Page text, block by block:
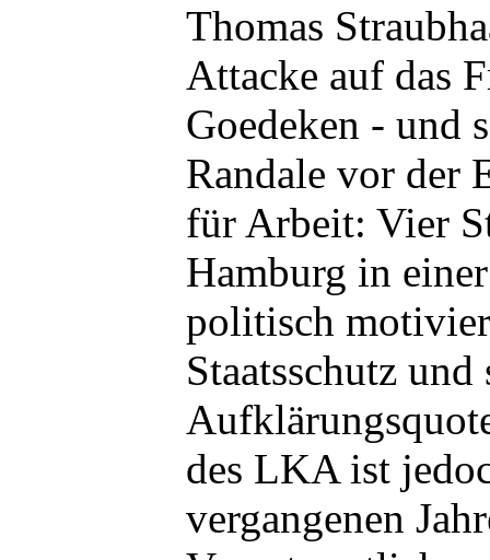
Thomas
Attacke auf das
Goedeken - und
Randale vor der
für Arbeit: Vier
Hamburg in
politisch
Staatsschutz
des LKA ist
vergangenen